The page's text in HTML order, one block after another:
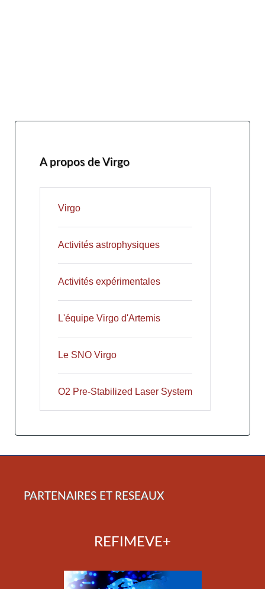
A propos de Virgo
Virgo
Activités astrophysiques
Activités expérimentales
L'équipe Virgo d'Artemis
Le SNO Virgo
O2 Pre-Stabilized Laser System
PARTENAIRES ET RESEAUX
REFIMEVE+